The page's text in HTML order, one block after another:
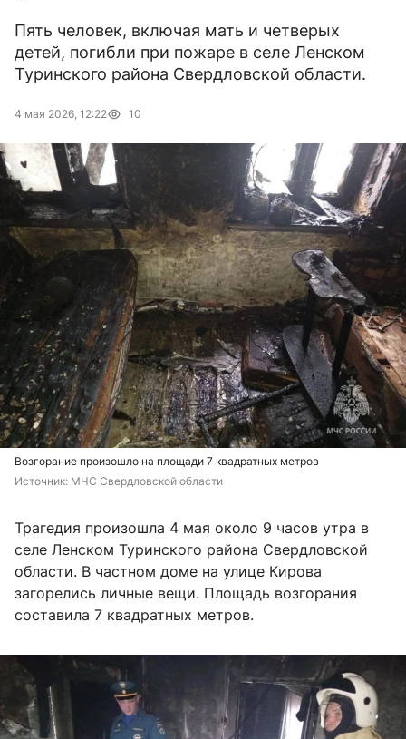
Пять человек, включая мать и четверых
детей, погибли при пожаре в селе Ленском
Туринского района Свердловской области.
4 мая 2026, 12:22 10
Возгорание произошло на площади 7 квадратных метров
Источник: МЧС Свердловской области
Трагедия произошла 4 мая около 9 часов утра в
селе Ленском Туринского района Свердловской
области. В частном доме на улице Кирова
загорелись личные вещи. Площадь возгорания
составила 7 квадратных метров.